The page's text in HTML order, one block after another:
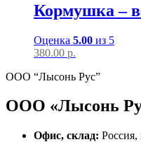
Кормушка –
Оценка 5.00 из 5
380.00 р.
ООО “Лысонь Рус”
ООО «Лысонь
Офис, склад: Россия,